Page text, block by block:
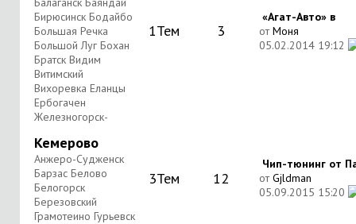
Бирюсинск Бодайбо
Большая Речка
Большой Луг Бохан
Братск Видим
Витимский
Вихоревка Еланцы
Ербогачен
Железногорск-
1Тем 3
«Агат-Авто» в
отМоня
05.02.2014 19:12
Кемерово
Анжеро-Судженск
Барзас Белово
Белогорск
Березовский
Грамотеино Гурьевск
3Тем 12
Чип-тюнинг от
отGjldman
05.09.2015 15:20